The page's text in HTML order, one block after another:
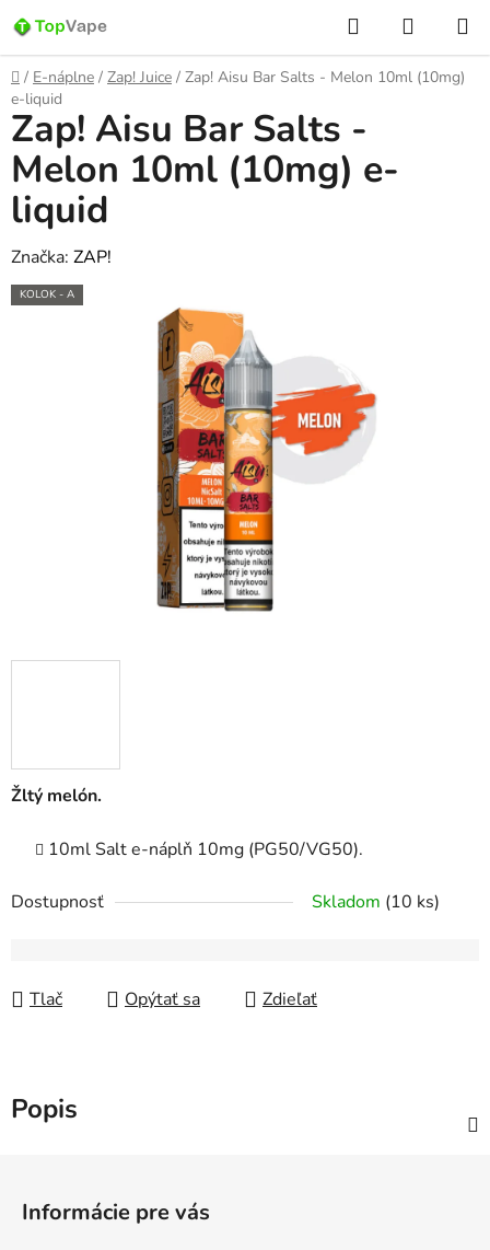
na
obsah
Hľadať
KOŠÍK
Domov
/ E-náplne / Zap! Juice / Zap! Aisu Bar Salts - Melon 10ml (10mg)
e-liquid
Žltý melón.
10ml Salt e-náplň 10mg (PG50/VG50).
Dostupnosť Skladom (10 ks)
Tlač Opýtať sa Zdieľať
Zap! Aisu Bar Salts -
Melon 10ml (10mg) e-
liquid
Značka: ZAP!
KOLOK - A
Popis
Informácie pre vás